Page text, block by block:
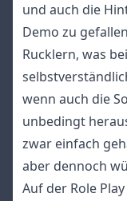
und auch die
Demo zu
Rucklern, was
wenn auch die
unbedingt
zwar einfach
aber dennoch
Auf der Role